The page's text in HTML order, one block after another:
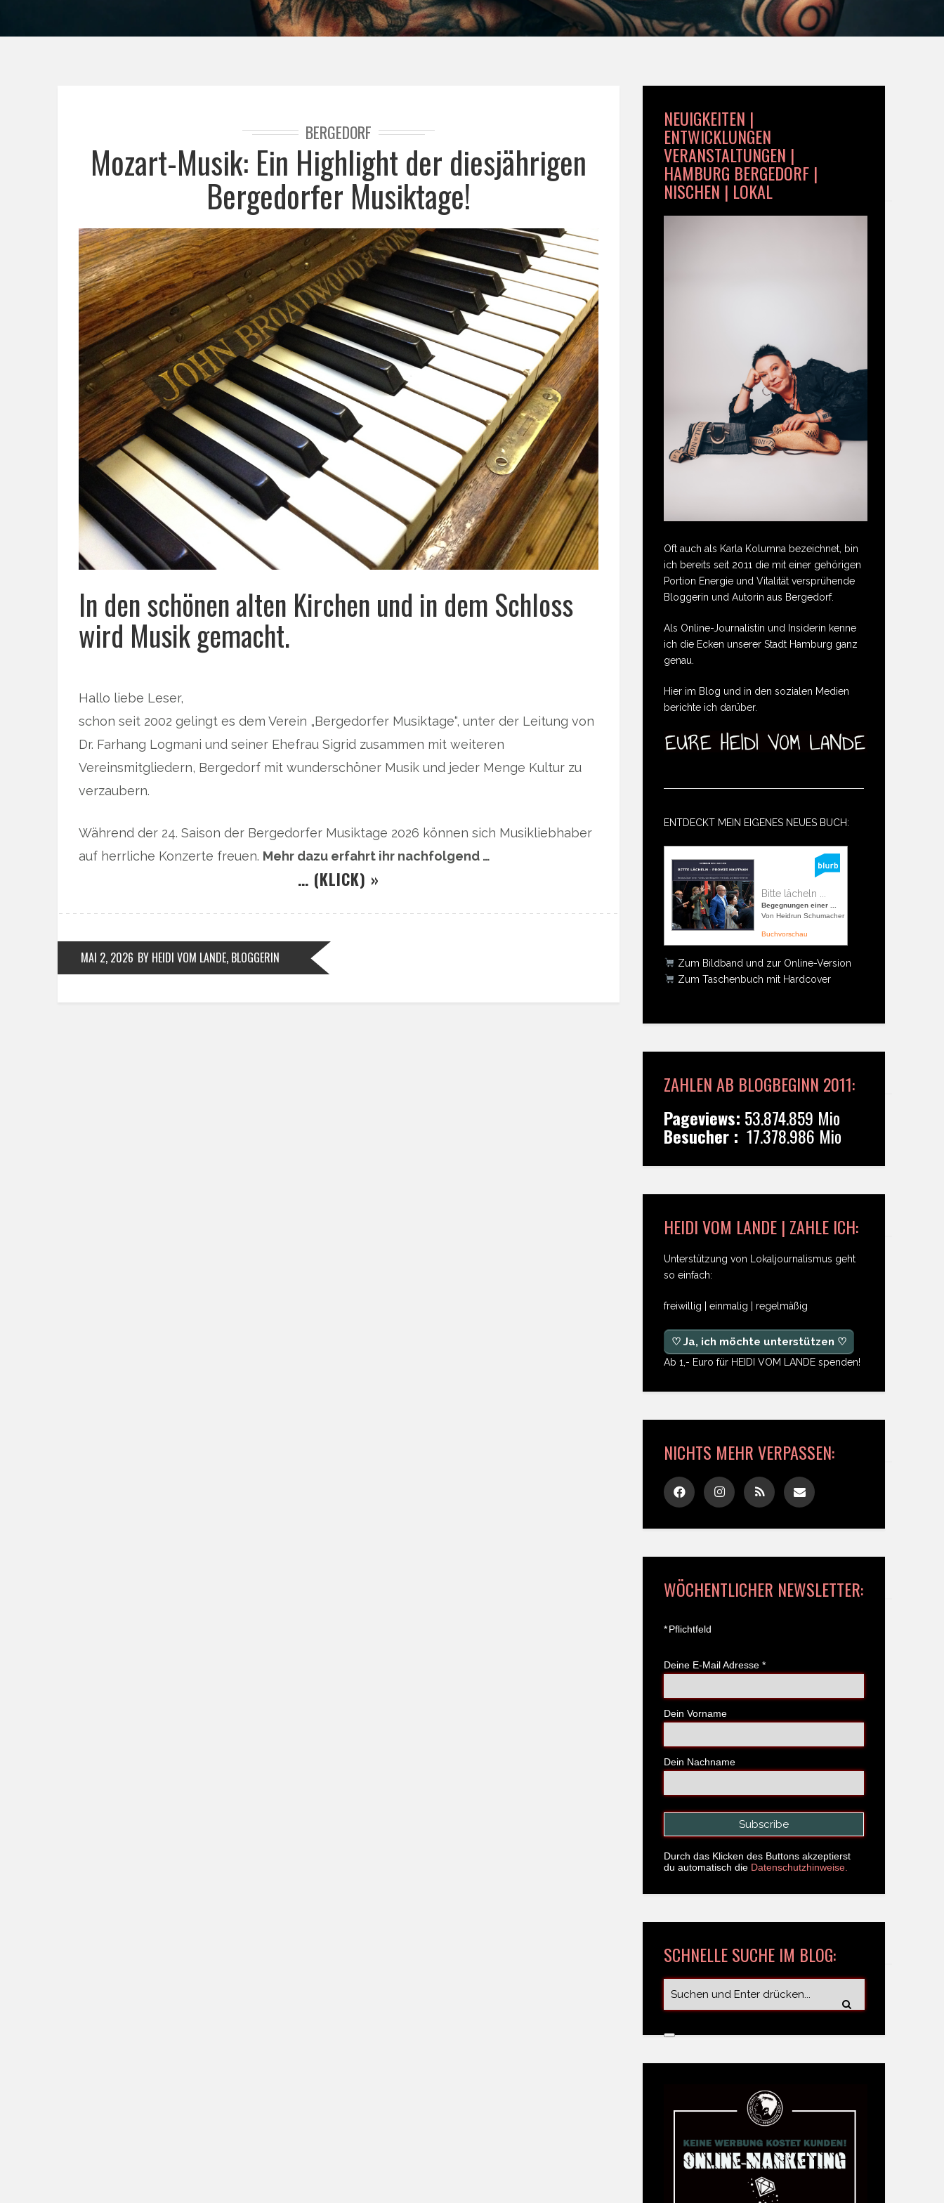
BERGEDORF
Mozart-Musik: Ein Highlight der diesjährigen
Bergedorfer Musiktage!
In den schönen alten Kirchen und in dem Schloss
wird Musik gemacht.
Hallo liebe Leser,
schon seit 2002 gelingt es dem Verein „Bergedorfer Musiktage“, unter der Leitung von
Dr. Farhang Logmani und seiner Ehefrau Sigrid zusammen mit weiteren
Vereinsmitgliedern, Bergedorf mit wunderschöner Musik und jeder Menge Kultur zu
verzaubern.
Während der 24. Saison der Bergedorfer Musiktage 2026 können sich Musikliebhaber
auf herrliche Konzerte freuen. Mehr dazu erfahrt ihr nachfolgend …
… (KLICK) »
MAI 2, 2026 BY HEIDI VOM LANDE, BLOGGERIN
NEUIGKEITEN |
ENTWICKLUNGEN
VERANSTALTUNGEN |
HAMBURG BERGEDORF |
NISCHEN | LOKAL
Oft auch als Karla Kolumna bezeichnet, bin
ich bereits seit 2011 die mit einer gehörigen
Portion Energie und Vitalität versprühende
Bloggerin und Autorin aus Bergedorf.
Als Online-Journalistin und Insiderin kenne
ich die Ecken unserer Stadt Hamburg ganz
genau.
Hier im Blog und in den sozialen Medien
berichte ich darüber.
ENTDECKT MEIN EIGENES NEUES BUCH:
Bitte lächeln ...
Begegnungen einer ...
Von Heidrun Schumacher
Buchvorschau
Zum Bildband und zur Online-Version
Zum Taschenbuch mit Hardcover
ZAHLEN AB BLOGBEGINN 2011:
Pageviews: 53.874.859 Mio
Besucher : 17.378.986 Mio
HEIDI VOM LANDE | ZAHLE ICH:
Unterstützung von Lokaljournalismus geht
so einfach:
freiwillig | einmalig | regelmäßig
♡ Ja, ich möchte unterstützen ♡
Ab 1,- Euro für HEIDI VOM LANDE spenden!
NICHTS MEHR VERPASSEN:
WÖCHENTLICHER NEWSLETTER:
*Pflichtfeld
Deine E-Mail Adresse *
Dein Vorname
Dein Nachname
Durch das Klicken des Buttons akzeptierst
du automatisch die Datenschutzhinweise.
SCHNELLE SUCHE IM BLOG: